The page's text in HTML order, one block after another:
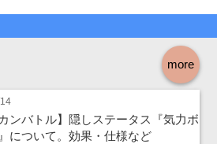
more
カンバトル】隠しステータス『気力ボ
について。効果・仕様など